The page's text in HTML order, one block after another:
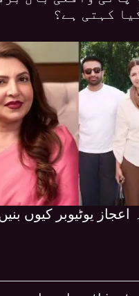
کہتی ہے؟
اعجاز یوٹیوبر کیوں